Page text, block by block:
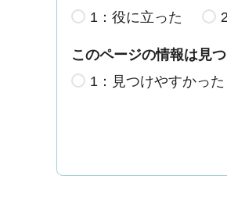
1：役に立った
このページの情報は見
1：見つけやすかった